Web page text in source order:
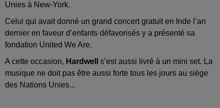
Unies à New-York.
Celui qui avait donné un grand concert gratuit en Inde l’an
dernier en faveur d’enfants défavorisés y a présenté sa
fondation United We Are.
A cette occasion, Hardwell
s’est aussi livré à un mini set. La
musique ne doit pas être aussi forte tous les jours au siège
des Nations Unies...